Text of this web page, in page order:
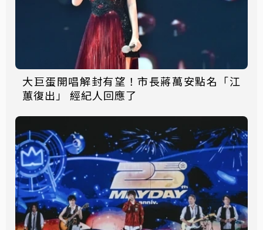
大巨蛋開唱解封有望！市長蔣萬安點名「江
蕙復出」 經紀人回應了